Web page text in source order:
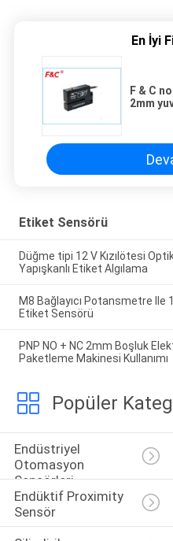
En İyi
F & C
2mm
Etiket Sensörü
Düğme tipi 12 V Kızılötesi
Yapışkanlı Etiket Algılama
M8 Bağlayıcı Potansmetre Ile
Etiket Sensörü
PNP NO + NC 2mm Boşluk
Paketleme Makinesi Kullanımı
Popüler
Endüstriyel
Otomasyon
Sensörleri
Endüktif Proximity
Sensör